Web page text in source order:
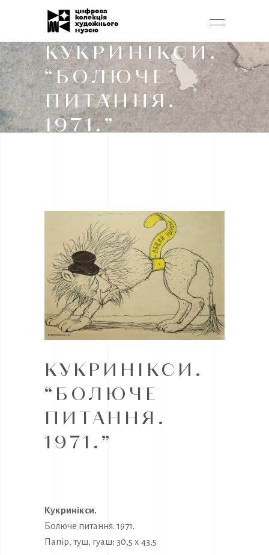
КУКРИНІКСИ.
“БОЛЮЧЕ
ПИТАННЯ.
1971.”
КУКРИНІКСИ.
“БОЛЮЧЕ
ПИТАННЯ.
1971.”
Кукринікси.
Болюче питання. 1971.
Папір, туш, гуаш; 30,5 х 43,5